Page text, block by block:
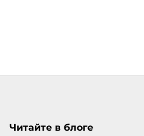
Читайте в блоге